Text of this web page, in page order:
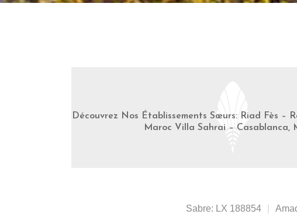
Découvrez Nos Établissements Sœurs: Riad Fès –
Maroc Villa Sahrai – Casablanca,
Sabre: LX 188854